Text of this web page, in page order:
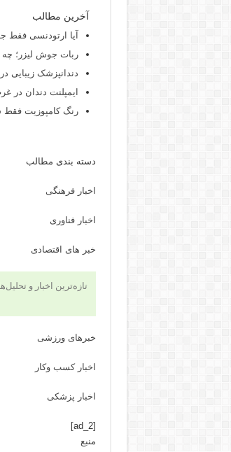
آخرین مطالب
آیا ارتودنسی فقط
ربات جوش لیزر؛ چه
دندانپزشک زیبایی
ایمپلنت دندان در
رنگ کامپوزیت فقط
دسته بندی مطالب
اخبار فرهنگی
اخبار فناوری
خبر های اقتصادی
تازه‌ترین اخبار و
خبرهای ورزشی
اخبار کسب وکار
اخبار پزشکی
[ad_2]
منبع